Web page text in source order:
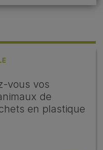
vous vos
de
en plastique